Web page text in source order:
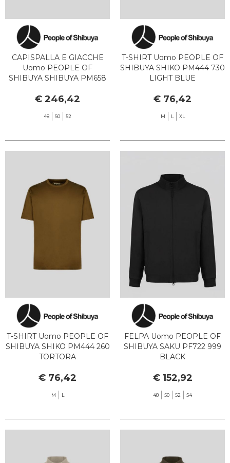
CAPISPALLA E GIACCHE
Uomo PEOPLE OF
SHIBUYA SHIBUYA PM658
€ 246,42
48 50 52
T-SHIRT Uomo PEOPLE OF
SHIBUYA SHIKO PM444 730
LIGHT BLUE
€ 76,42
M L XL
T-SHIRT Uomo PEOPLE OF
SHIBUYA SHIKO PM444 260
TORTORA
€ 76,42
M L
FELPA Uomo PEOPLE OF
SHIBUYA SAKU PF722 999
BLACK
€ 152,92
48 50 52 54